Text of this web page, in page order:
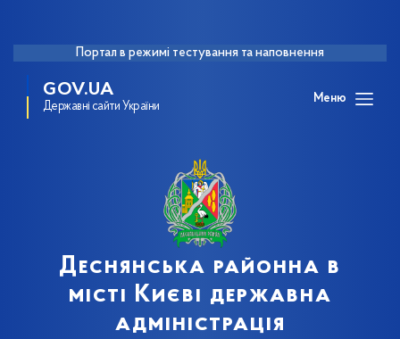
Портал в режимі тестування та наповнення
GOV.UA
Державні сайти України
Меню
Деснянська районна в
місті Києві державна
адміністрація